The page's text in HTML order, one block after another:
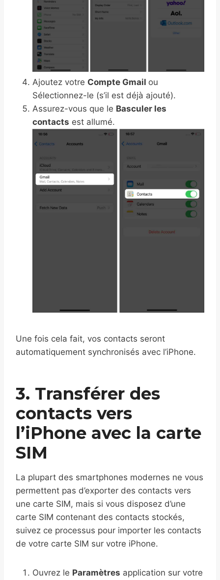
Ajoutez votre Compte Gmail ou
Sélectionnez-le (s’il est déjà ajouté).
Assurez-vous que le Basculer les
contacts est allumé.
Une fois cela fait, vos contacts seront
automatiquement synchronisés avec l’iPhone.
3. Transférer des
contacts vers
l’iPhone avec la carte
SIM
La plupart des smartphones modernes ne vous
permettent pas d’exporter des contacts vers
une carte SIM, mais si vous disposez d’une
carte SIM contenant des contacts stockés,
suivez ce processus pour importer les contacts
de votre carte SIM sur votre iPhone.
Ouvrez le Paramètres application sur votre